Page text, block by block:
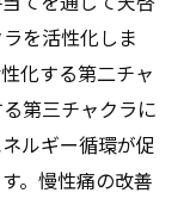
を活性化しま
化する第二チャ
第三チャクラに
ルギー循環が促
。慢性痛の改善